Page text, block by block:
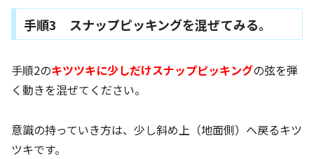
手順3 スナップピッキングを混ぜてみる。
手順2のキツツキに少しだけスナップピッキングの弦を弾
く動きを混ぜてください。
意識の持っていき方は、少し斜め上（地面側）へ戻るキツ
ツキです。